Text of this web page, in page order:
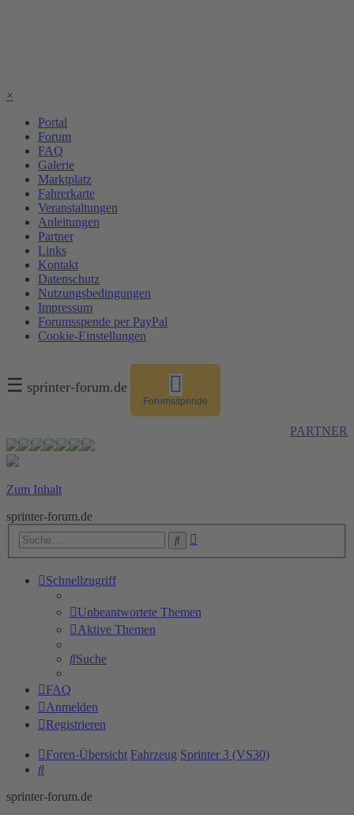
×
Portal
Forum
FAQ
Galerie
Marktplatz
Fahrerkarte
Veranstaltungen
Anleitungen
Partner
Links
Kontakt
Datenschutz
Nutzungsbedingungen
Impressum
Forumsspende per PayPal
Cookie-Einstellungen
☰ sprinter-forum.de
Forumsspende
PARTNER
Zum Inhalt
sprinter-forum.de
Suche
Schnellzugriff
Unbeantwortete Themen
Aktive Themen
Suche
FAQ
Anmelden
Registrieren
Foren-Übersicht Fahrzeug Sprinter 3 (VS30)
Suche
sprinter-forum.de